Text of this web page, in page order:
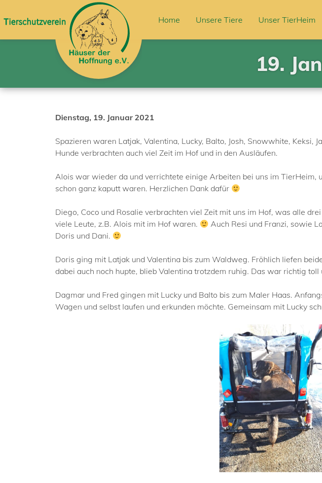
Home Unsere Tiere Unser TierHeim
19.
Dienstag, 19. Januar 2021
Spazieren waren Latjak, Valentina, Lucky, Balto, Josh, Snowwhite, Keksi,
Hunde verbrachten auch viel Zeit im Hof und in den Ausläufen.
Alois war wieder da und verrichtete einige Arbeiten bei uns im
schon ganz kaputt waren. Herzlichen Dank dafür
Diego, Coco und Rosalie verbrachten viel Zeit mit uns im Hof, was alle
viele Leute, z.B. Alois mit im Hof waren.
Auch Resi und Franzi, sowie
Doris und Dani.
Doris ging mit Latjak und Valentina bis zum Waldweg. Fröhlich liefen
dabei auch noch hupte, blieb Valentina trotzdem ruhig. Das war richtig
Dagmar und Fred gingen mit Lucky und Balto bis zum Maler Haas.
Wagen und selbst laufen und erkunden möchte. Gemeinsam mit Lucky